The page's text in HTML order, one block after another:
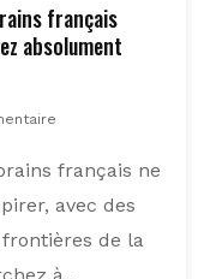
français
absolument
français ne
avec des
de la
à...